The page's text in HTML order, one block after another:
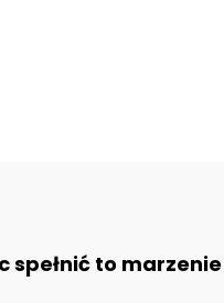
spełnić to marzenie